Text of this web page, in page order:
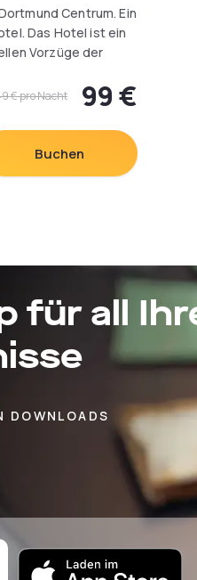
Centrum. Ein
Das Hotel ist ein
Vorzüge der
vom Friedensplatz mit
Attraktionen wie
Restaurants, die
und selbst das
zu Fuß. Das
€pro Nacht 99 €
Buchen
für all
DOWNLOADS